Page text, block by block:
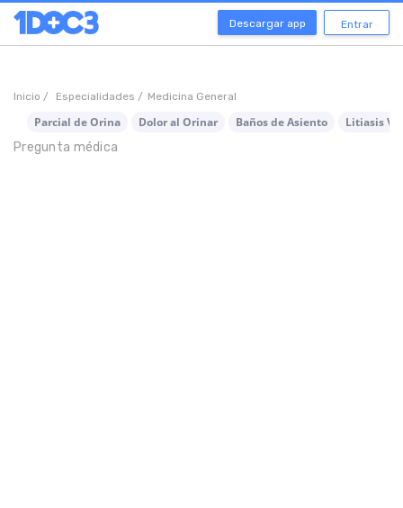
Descargar app Entrar
Inicio / Especialidades / Medicina General
Parcial de Orina Dolor al Orinar Baños de Asiento
Litiasis
Pregunta médica